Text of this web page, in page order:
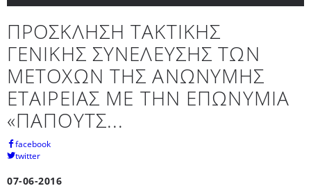
ΠΡΟΣΚΛΗΣΗ ΤΑΚΤΙΚΗΣ
ΓΕΝΙΚΗΣ ΣΥΝΕΛΕΥΣΗΣ ΤΩΝ
ΜΕΤΟΧΩΝ ΤΗΣ ΑΝΩΝΥΜΗΣ
ΕΤΑΙΡΕΙΑΣ ΜΕ ΤΗΝ ΕΠΩΝΥΜΙΑ
«ΠΑΠΟΥΤΣ...
facebook
twitter
07-06-2016